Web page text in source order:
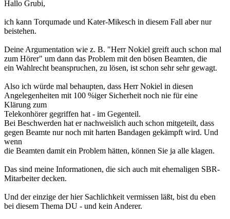
Hallo Grubi,
ich kann Torqumade und Kater-Mikesch in diesem Fall aber nur
beistehen.
Deine Argumentation wie z. B. "Herr Nokiel greift auch schon mal
zum Hörer" um dann das Problem mit den bösen Beamten, die
ein Wahlrecht beanspruchen, zu lösen, ist schon sehr sehr gewagt.
Also ich würde mal behaupten, dass Herr Nokiel in diesen
Angelegenheiten mit 100 %iger Sicherheit noch nie für eine
Klärung zum
Telekonhörer gegriffen hat - im Gegenteil.
Bei Beschwerden hat er nachweislich auch schon mitgeteilt, dass
gegen Beamte nur noch mit harten Bandagen gekämpft wird. Und
wenn
die Beamten damit ein Problem hätten, können Sie ja alle klagen.
Das sind meine Informationen, die sich auch mit ehemaligen SBR-
Mitarbeiter decken.
Und der einzige der hier Sachlichkeit vermissen läßt, bist du eben
bei diesem Thema DU - und kein Anderer.